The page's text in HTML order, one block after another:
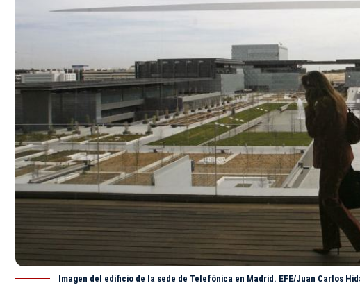
Imagen del edificio de la sede de Telefónica en Madrid. EFE/Juan Carlos